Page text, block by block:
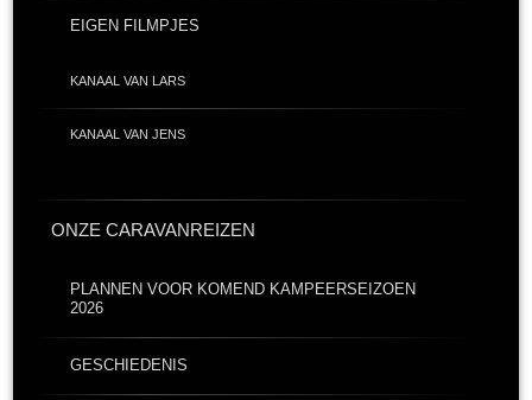
EIGEN FILMPJES
KANAAL VAN LARS
KANAAL VAN JENS
ONZE CARAVANREIZEN
PLANNEN VOOR KOMEND KAMPEERSEIZOEN
2026
GESCHIEDENIS